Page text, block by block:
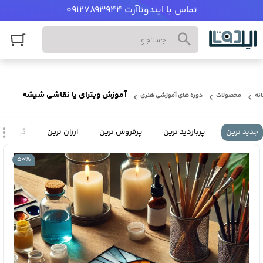
تماس با ایندوتاآرت 09127893944
محصولات دوره های آموزشی هنری آموزش ویترای یا نقاشی شیشه
جدید ترین پربازدید ترین پرفروش ترین ارزان ترین گران
50%